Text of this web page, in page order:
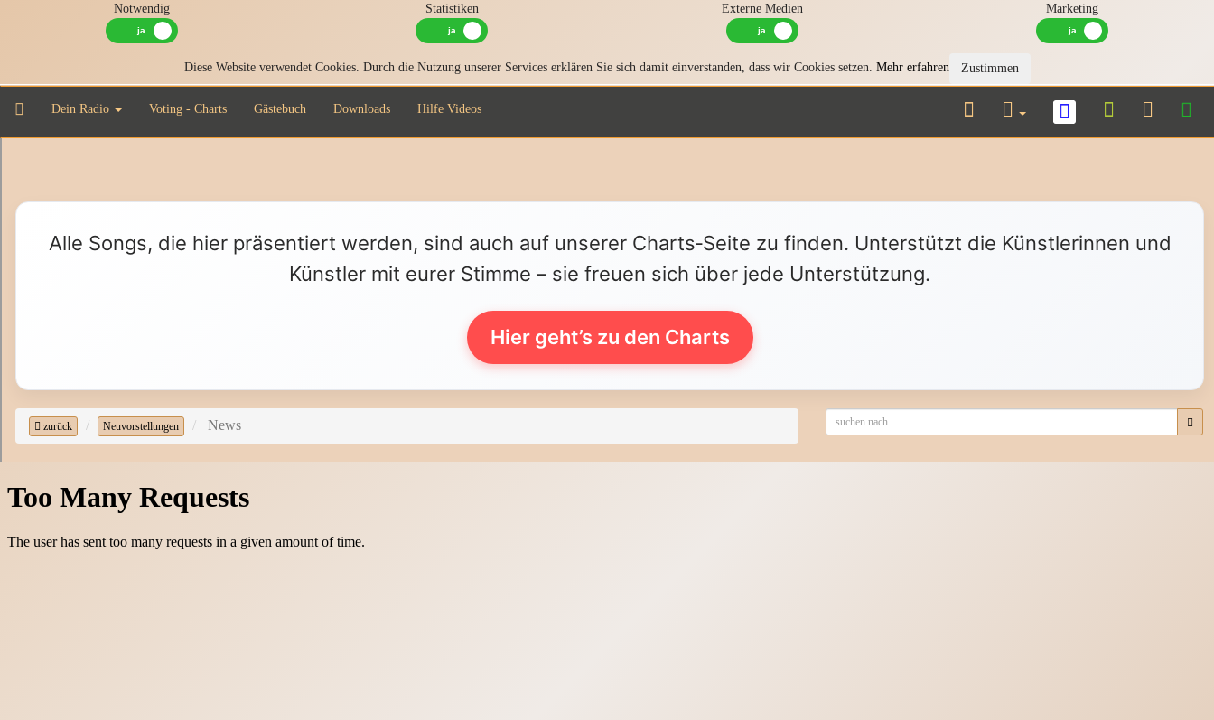
Notwendig Statistiken Externe Medien Marketing
Diese Website verwendet Cookies. Durch die Nutzung unserer Services erklären Sie sich damit einverstanden, dass wir Cookies setzen. Mehr erfahren Zustimmen
Dein Radio Voting - Charts Gästebuch Downloads Hilfe Videos
Alle Songs, die hier präsentiert werden, sind auch auf unserer Charts‑Seite zu finden. Unterstützt die Künstlerinnen und
Künstler mit eurer Stimme – sie freuen sich über jede Unterstützung.
Hier geht’s zu den Charts
zurück Neuvorstellungen News